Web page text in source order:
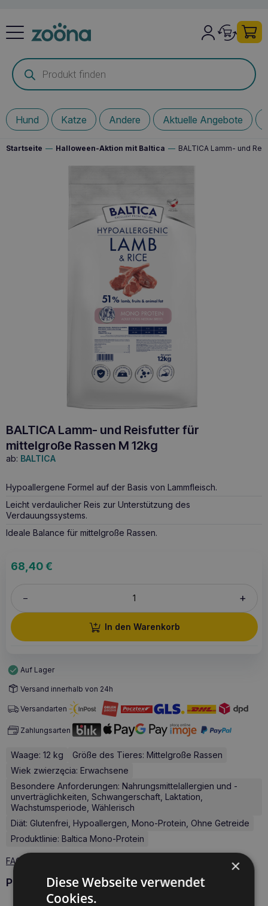
Products
search
Hund Katze Andere Aktuelle Angebote
Startseite — Halloween-Aktion mit Baltica — BALTICA Lamm- und
BALTICA Lamm- und Reisfutter für
mittelgroße Rassen M 12kg
ab: BALTICA
Hypoallergene Formel auf der Basis von Lammfleisch.
Leicht verdaulicher Reis zur Unterstützung des
Verdauungssystems.
Ideale Balance für mittelgroße Rassen.
68,40€
– +
In den Warenkorb
Auf Lager
Versand innerhalb von 24h
Versandarten
Zahlungsarten
Waage: 12 kg
Größe des Tieres: Mittelgroße Rassen
Wiek zwierzęcia: Erwachsene
Besondere Anforderungen: Nahrungsmittelallergien und -
unverträglichkeiten, Schwangerschaft, Laktation,
Wachstumsperiode, Wählerisch
Diät: Glutenfrei, Hypoallergen, Mono-Protein, Ohne Getreide
Produktlinie: Baltica Mono-Protein
FAQ - 1 Fragen zum Produkt
Produkte BALTICA
×
Diese Webseite verwendet
Cookies.